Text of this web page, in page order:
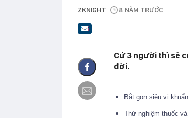
ZKNIGHT 8 NĂM TRƯỚC
Cứ 3 người thì sẽ
đời.
Bắt gọn siêu vi
Thử nghiệm thuốc